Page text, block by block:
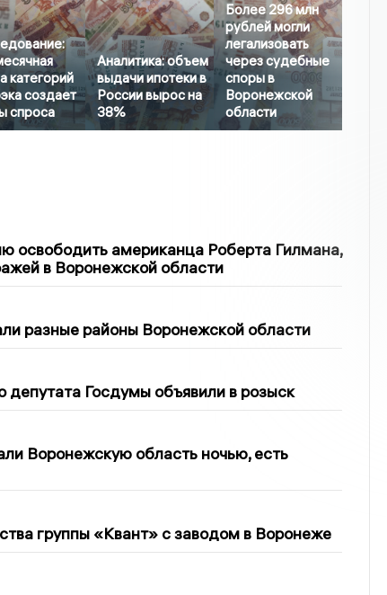
категорий
создает
спроса
Аналитика: объем
выдачи ипотеки в
России вырос на
38%
Более 296 млн
рублей могли
легализовать
через судебные
споры в
Воронежской
области
освободить американца Роберта Гилмана,
в Воронежской области
разные районы Воронежской области
депутата Госдумы объявили в розыск
Воронежскую область ночью, есть
группы «Квант» с заводом в Воронеже